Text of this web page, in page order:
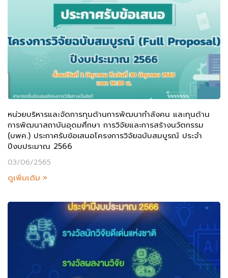
หน่วยบริหารและจัดการทุนด้านการพัฒนากำลังคน และทุนด้าน
การพัฒนาสถาบันอุดมศึกษา การวิจัยและการสร้างนวัตกรรม
(บพค.) ประกาศรับข้อเสนอโครงการวิจัยฉบับสมบูรณ์ ประจำ
ปีงบประมาณ 2566
03/06/2565
ดูเพิ่มเติม »